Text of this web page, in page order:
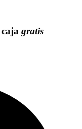
gratis